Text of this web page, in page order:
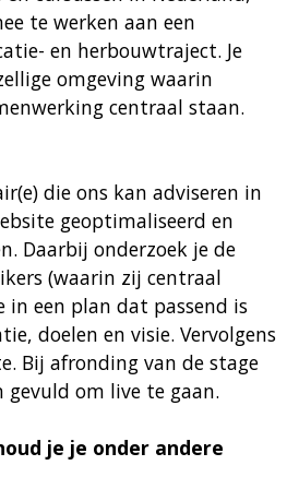
te werken aan een
en herbouwtraject. Je
omgeving waarin
centraal staan.
die ons kan adviseren in
geoptimaliseerd en
Daarbij onderzoek je de
(waarin zij centraal
een plan dat passend is
doelen en visie. Vervolgens
Bij afronding van de stage
gevuld om live te gaan.
je je onder andere